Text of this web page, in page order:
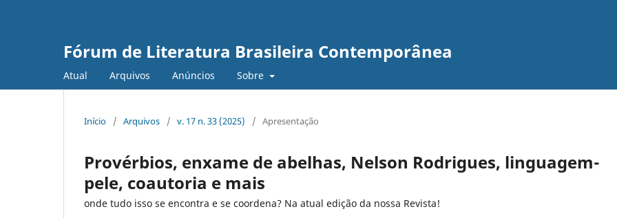
Fórum de Literatura Brasileira Contemporânea
Atual Arquivos Anúncios Sobre
Início / Arquivos / v. 17 n. 33 (2025) / Apresentação
Provérbios, enxame de abelhas, Nelson Rodrigues, linguagem-
pele, coautoria e mais
onde tudo isso se encontra e se coordena? Na atual edição da nossa Revista!